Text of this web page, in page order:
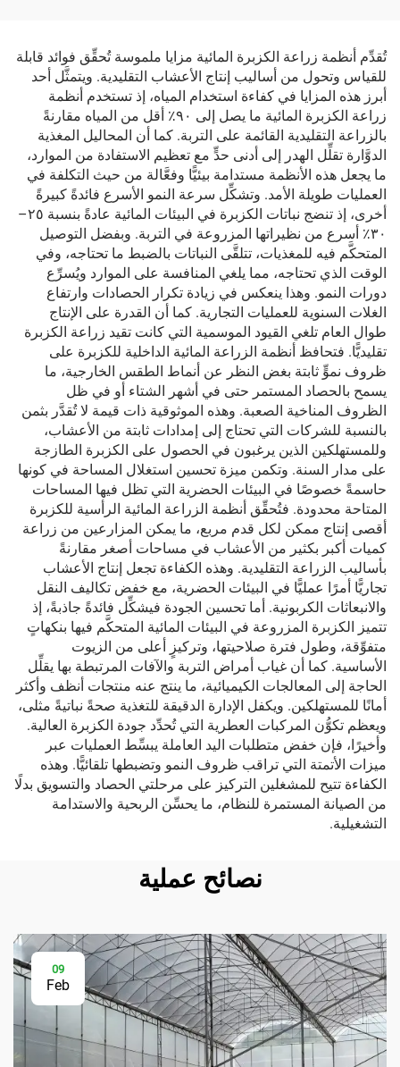
ومصنوعة من ألياف البطاطا،
مع نافذة للحصاد مناسبة
لزراعة الطماطم والخضروات
تُقدِّم أنظمة زراعة الكزبرة المائية مزايا ملموسة تُحقِّق فوائد قابلة
للقياس وتحول من أساليب إنتاج الأعشاب التقليدية. ويتمثَّل أحد
أبرز هذه المزايا في كفاءة استخدام المياه، إذ تستخدم أنظمة
زراعة الكزبرة المائية ما يصل إلى ٩٠٪ أقل من المياه مقارنةً
بالزراعة التقليدية القائمة على التربة. كما أن المحاليل المغذية
الدوَّارة تقلِّل الهدر إلى أدنى حدٍّ مع تعظيم الاستفادة من الموارد،
ما يجعل هذه الأنظمة مستدامة بيئيًّا وفعَّالة من حيث التكلفة في
العمليات طويلة الأمد. وتشكِّل سرعة النمو الأسرع فائدةً كبيرةً
أخرى، إذ تنضج نباتات الكزبرة في البيئات المائية عادةً بنسبة ٢٥–
٣٠٪ أسرع من نظيراتها المزروعة في التربة. وبفضل التوصيل
المتحكَّم فيه للمغذيات، تتلقَّى النباتات بالضبط ما تحتاجه، وفي
الوقت الذي تحتاجه، مما يلغي المنافسة على الموارد ويُسرِّع
دورات النمو. وهذا ينعكس في زيادة تكرار الحصادات وارتفاع
الغلات السنوية للعمليات التجارية. كما أن القدرة على الإنتاج
طوال العام تلغي القيود الموسمية التي كانت تقيد زراعة الكزبرة
تقليديًّا. فتحافظ أنظمة الزراعة المائية الداخلية للكزبرة على
ظروف نموٍّ ثابتة بغض النظر عن أنماط الطقس الخارجية، ما
يسمح بالحصاد المستمر حتى في أشهر الشتاء أو في ظل
الظروف المناخية الصعبة. وهذه الموثوقية ذات قيمة لا تُقدَّر بثمن
بالنسبة للشركات التي تحتاج إلى إمدادات ثابتة من الأعشاب،
وللمستهلكين الذين يرغبون في الحصول على الكزبرة الطازجة
على مدار السنة. وتكمن ميزة تحسين استغلال المساحة في كونها
حاسمةً خصوصًا في البيئات الحضرية التي تظل فيها المساحات
المتاحة محدودة. فتُحقِّق أنظمة الزراعة المائية الرأسية للكزبرة
أقصى إنتاج ممكن لكل قدم مربع، ما يمكن المزارعين من زراعة
كميات أكبر بكثير من الأعشاب في مساحات أصغر مقارنةً
بأساليب الزراعة التقليدية. وهذه الكفاءة تجعل إنتاج الأعشاب
تجاريًّا أمرًا عمليًّا في البيئات الحضرية، مع خفض تكاليف النقل
والانبعاثات الكربونية. أما تحسين الجودة فيشكِّل فائدةً جاذبةً، إذ
تتميز الكزبرة المزروعة في البيئات المائية المتحكَّم فيها بنكهاتٍ
متفوِّقة، وطول فترة صلاحيتها، وتركيزٍ أعلى من الزيوت
الأساسية. كما أن غياب أمراض التربة والآفات المرتبطة بها يقلِّل
الحاجة إلى المعالجات الكيميائية، ما ينتج عنه منتجات أنظف وأكثر
أمانًا للمستهلكين. ويكفل الإدارة الدقيقة للتغذية صحةً نباتيةً مثلى،
ويعظم تكوُّن المركبات العطرية التي تُحدِّد جودة الكزبرة العالية.
وأخيرًا، فإن خفض متطلبات اليد العاملة يبسِّط العمليات عبر
ميزات الأتمتة التي تراقب ظروف النمو وتضبطها تلقائيًّا. وهذه
الكفاءة تتيح للمشغلين التركيز على مرحلتي الحصاد والتسويق بدلًا
من الصيانة المستمرة للنظام، ما يحسِّن الربحية والاستدامة
التشغيلية.
نصائح عملية
09
Feb